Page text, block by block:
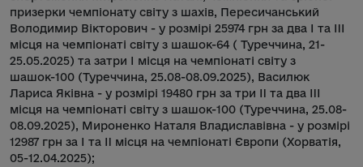
призерки чемпіонату світу з шахів, Пересичанський
Володимир Вікторович - у розмірі 25974 грн за два I та III
місця на чемпіонаті світу з шашок-64 ( Туреччина, 21-
25.05.2025) та затри I місця на чемпіонаті світу з
шашок-100 (Туреччина, 25.08-08.09.2025), Василюк
Лариса Яківна - у розмірі 19480 грн за три II та два III
місця на чемпіонаті світу з шашок-100 (Туреччина, 25.08-
08.09.2025), Мироненко Наталя Владиславівна - у розмірі
12987 грн за I та II місця на чемпіонаті Європи (Хорватія,
05-12.04.2025);